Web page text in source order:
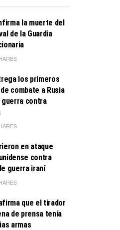
la muerte del
de la Guardia
los primeros
combate a Rusia
guerra contra
en ataque
contra
guerra iraní
que el tirador
de prensa tenía
armas